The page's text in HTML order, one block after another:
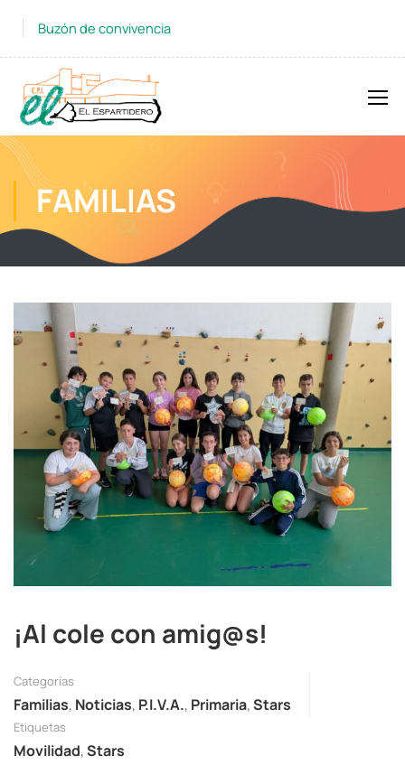
Buzón de convivencia
FAMILIAS
¡Al cole con amig@s!
Categorías
Familias, Noticias, P.I.V.A., Primaria,Stars
Etiquetas
Movilidad,Stars